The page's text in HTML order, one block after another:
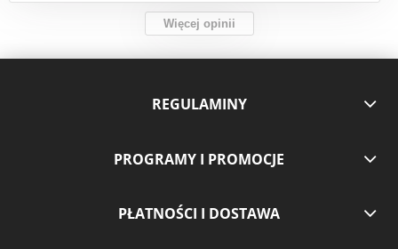
Więcej opinii
REGULAMINY
PROGRAMY I PROMOCJE
PŁATNOŚCI I DOSTAWA